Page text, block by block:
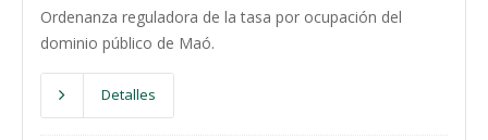
Ordenanza reguladora de la tasa por ocupación del
dominio público de Maó.
Detalles